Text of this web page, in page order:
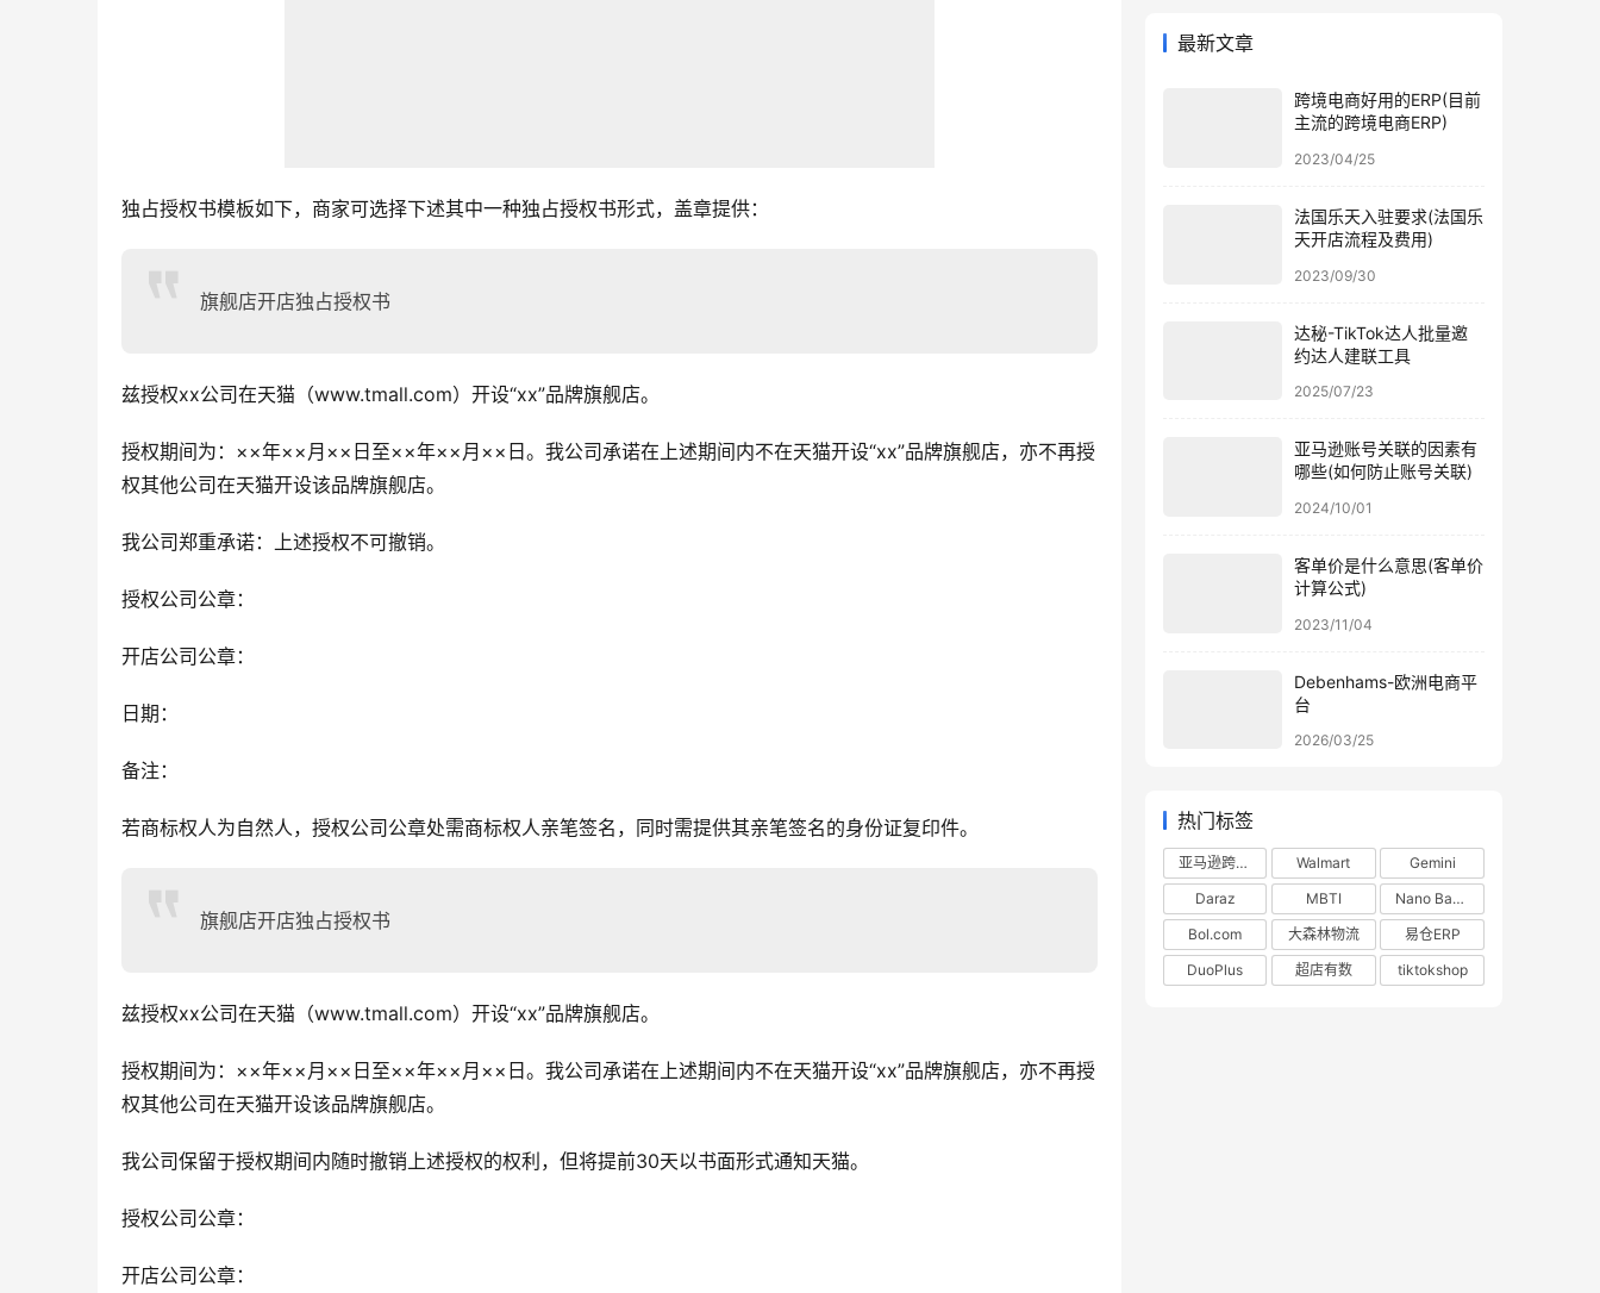
独占授权书模板如下，商家可选择下述其中一种独占授权书形式，盖章提供：
旗舰店开店独占授权书
兹授权xx公司在天猫（www.tmall.com）开设“xx”品牌旗舰店。
授权期间为：××年××月××日至××年××月××日。我公司承诺在上述期间内不在天猫开设“xx”品牌旗舰店，亦不再授
权其他公司在天猫开设该品牌旗舰店。
我公司郑重承诺：上述授权不可撤销。
授权公司公章：
开店公司公章：
日期：
备注：
若商标权人为自然人，授权公司公章处需商标权人亲笔签名，同时需提供其亲笔签名的身份证复印件。
旗舰店开店独占授权书
兹授权xx公司在天猫（www.tmall.com）开设“xx”品牌旗舰店。
授权期间为：××年××月××日至××年××月××日。我公司承诺在上述期间内不在天猫开设“xx”品牌旗舰店，亦不再授
权其他公司在天猫开设该品牌旗舰店。
我公司保留于授权期间内随时撤销上述授权的权利，但将提前30天以书面形式通知天猫。
授权公司公章：
开店公司公章：
最新文章
跨境电商好用的ERP(目前
主流的跨境电商ERP)
2023/04/25
法国乐天入驻要求(法国乐
天开店流程及费用)
2023/09/30
达秘-TikTok达人批量邀
约达人建联工具
2025/07/23
亚马逊账号关联的因素有
哪些(如何防止账号关联)
2024/10/01
客单价是什么意思(客单价
计算公式)
2023/11/04
Debenhams-欧洲电商平
台
2026/03/25
热门标签
亚马逊跨境电商 Walmart
Gemini
Daraz
MBTI
Nano Banana
Bol.com
大森林物流
易仓ERP
DuoPlus
超店有数 tiktokshop